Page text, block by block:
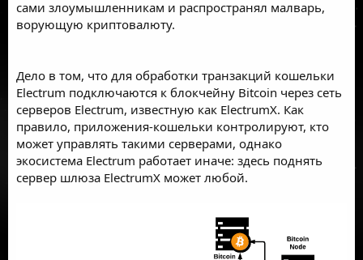
сами злоумышленникам и распространял малварь,
ворующую криптовалюту.
Дело в том, что для обработки транзакций кошельки
Electrum подключаются к блокчейну Bitcoin через сеть
серверов Electrum, известную как ElectrumX. Как
правило, приложения-кошельки контролируют, кто
может управлять такими серверами, однако
экосистема Electrum работает иначе: здесь поднять
сервер шлюза ElectrumX может любой.